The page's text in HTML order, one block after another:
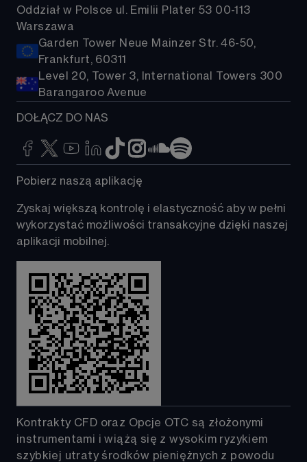
Oddział w Polsce ul. Emilii Plater 53 00-113
Warszawa
Garden Tower Neue Mainzer Str. 46-50,
Frankfurt, 60311
Level 20, Tower 3, International Towers 300
Barangaroo Avenue
DOŁĄCZ DO NAS
Pobierz naszą aplikację
Zyskaj większą kontrolę i elastyczność aby w pełni
wykorzystać możliwości transakcyjne dzięki naszej
aplikacji mobilnej.
Kontrakty CFD oraz Opcje OTC są złożonymi
instrumentami i wiążą się z wysokim ryzykiem
szybkiej utraty środków pieniężnych z powodu